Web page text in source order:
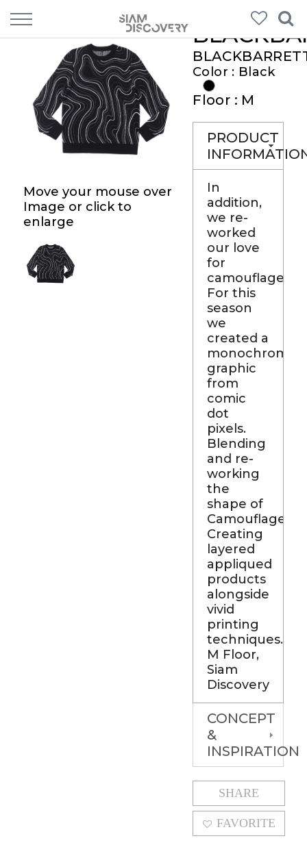
Move your mouse over
Image or click to
enlarge
Color : Black
Floor : M
PRODUCT
In
addition,
we re-
worked
our love
for
camouflage.
For this
season
we
created a
monochrome
graphic
from
comic
dot
pixels.
Blending
and re-
working
the
shape of
Camouflage.
Creating
layered
appliqued
products
alongside
vivid
printing
techniques.
M Floor,
Siam
Discovery
CONCEPT
&
INSPIRATION
SHARE
FAVORITE